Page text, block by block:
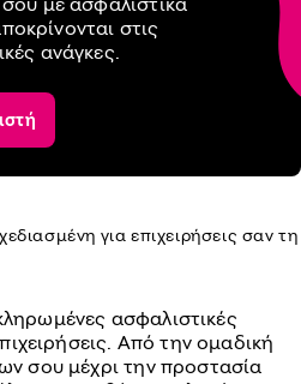
στις
ανάγκες.
για επιχειρήσεις σαν τη
ασφαλιστικές
Από την ομαδική
σου μέχρι την προστασία